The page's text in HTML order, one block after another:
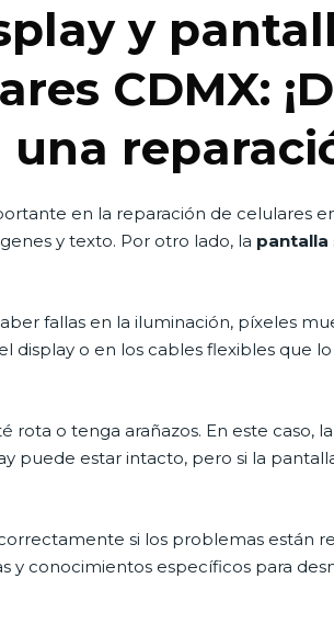
y
CDMX:
en la reparación de celulares
y texto. Por otro lado, la pantalla
fallas en la iluminación, píxeles
display o en los cables flexibles que
rota o tenga arañazos. En este caso,
puede estar intacto, pero si la
si los problemas están
y conocimientos específicos para